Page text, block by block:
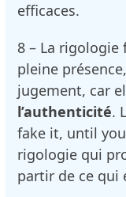
efficaces.
8 – La rigologie
pleine
jugement, car
l’authenticité.
fake it, until
rigologie qui
partir de ce qui